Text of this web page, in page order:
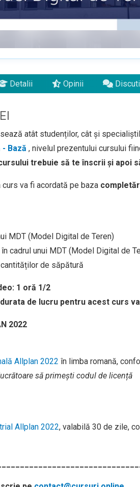
Detalii Opinii
atât studenților, cât și
Bază , nivelul prezentului cursului
trebuie să te înscrii și apoi
curs va fi acordată pe baza
MDT (Model Digital de Teren)
cadrul unui MDT (Model Digital de
de săpătură
1 oră 1/2
de lucru pentru acest curs
2022
Allplan 2022 în limba romană,
să primești codul de licență
Allplan 2022, valabilă 30 de zile,